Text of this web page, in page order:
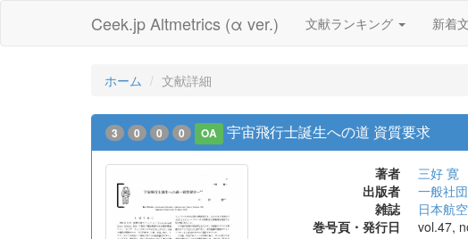
Ceek.jp Altmetrics (α ver.) 文献ランキング 新着
ホーム 文献詳細
3 0 0 0 OA 宇宙飛行士誕生への道 資質要求
著者
三好 寛
出版者
一般社
雑誌
日本航
巻号頁・発行日
vol.47,